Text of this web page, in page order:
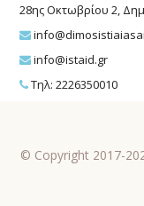
28ης Οκτωβρίου 2,
info@istaid.gr
Τηλ: 2226350010
© Copyright 2017-